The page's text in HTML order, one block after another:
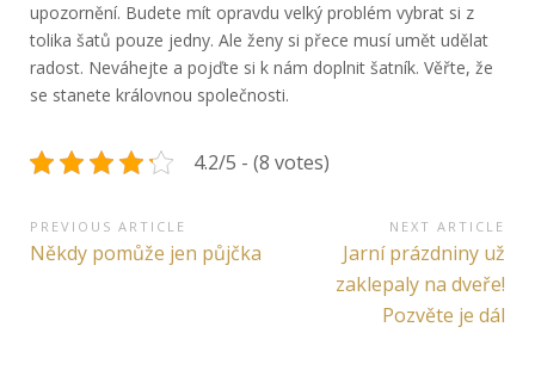
upozornění. Budete mít opravdu velký problém vybrat si z
tolika šatů pouze jedny. Ale ženy si přece musí umět udělat
radost. Neváhejte a pojďte si k nám doplnit šatník. Věřte, že
se stanete královnou společnosti.
4.2/5 - (8 votes)
Navigace
pro
PREVIOUS ARTICLE
Previous
Někdy pomůže jen půjčka
NEXT ARTICLE
Next
Article:
Jarní prázdniny už
zaklepaly na dveře!
Pozvěte je dál